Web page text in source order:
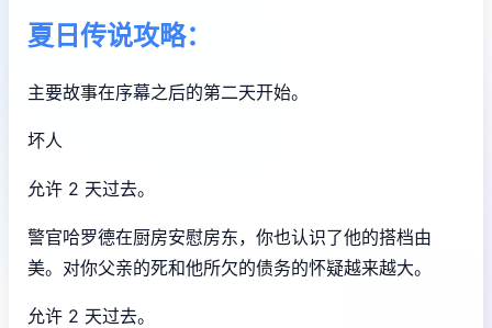
夏日传说攻略：
主要故事在序幕之后的第二天开始。
坏人
允许 2 天过去。
警官哈罗德在厨房安慰房东，你也认识了他的搭档由
美。对你父亲的死和他所欠的债务的怀疑越来越大。
允许 2 天过去。